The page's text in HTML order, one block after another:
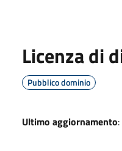
Licenza di
Pubblico dominio
Ultimo aggiornamento